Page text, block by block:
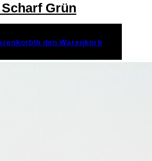
Grün
In den Warenkorb